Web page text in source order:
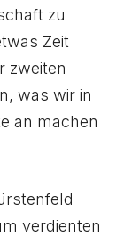
zu
Zeit
zweiten
was wir in
an machen
verdienten